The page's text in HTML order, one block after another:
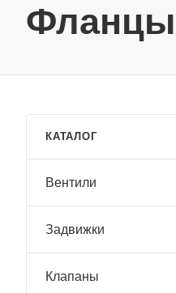
Фланцы
КАТАЛОГ
Вентили
Задвижки
Клапаны